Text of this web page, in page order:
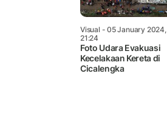
Visual - 05 January 2024,
21:24
Foto Udara Evakuasi
Kecelakaan Kereta di
Cicalengka